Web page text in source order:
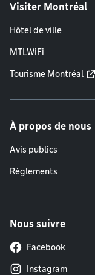
Visiter Montréal
Hôtel de ville
MTLWiFi
Tourisme Montréal
À propos de nous
Avis publics
Règlements
Nous suivre
Facebook
Instagram